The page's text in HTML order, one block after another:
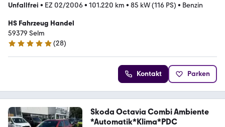
Unfallfrei • EZ 02/2006• 101.220 km • 85 kW (116 PS) • Benzin
HS Fahrzeug Handel
59379 Selm
4.8 Sterne
(28)
Kontakt Parken
Skoda Octavia Combi Ambiente
*Automatik*Klima*PDC